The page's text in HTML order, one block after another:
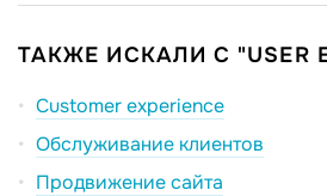
ТАКЖЕ ИСКАЛИ С "USER
Customer experience
Обслуживание клиентов
Продвижение сайта